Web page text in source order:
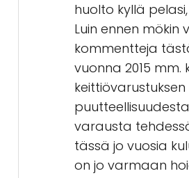
huolto kyllä
Luin ennen mökin
kommentteja
vuonna 2015 mm.
keittiövarustuksen
varausta
tässä jo vuosia
on jo varmaan